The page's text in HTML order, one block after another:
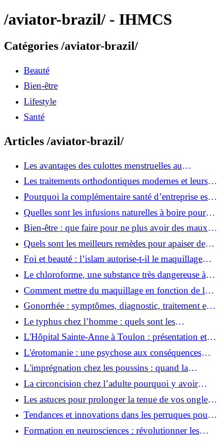
/aviator-brazil/ - IHMCS
Catégories /aviator-brazil/
Beauté
Bien-être
Lifestyle
Santé
Articles /aviator-brazil/
Les avantages des culottes menstruelles au
quotidien
Les traitements orthodontiques modernes et leurs
avantages
Pourquoi la complémentaire santé d’entreprise est
devenue indispensable ?
Quelles sont les infusions naturelles à boire pour
apaiser un mal à l’estomac ?
Bien-être : que faire pour ne plus avoir des maux
de ventre ? Voici quelques astuces
Quels sont les meilleurs remèdes pour apaiser des
maux de dents ?
Foi et beauté : l’islam autorise-t-il le maquillage
pendant le ramadan ?
Le chloroforme, une substance très dangereuse à
manipuler
Comment mettre du maquillage en fonction de la
couleur des yeux ?
Gonorrhée : symptômes, diagnostic, traitement et
prévention de cette infection
Le typhus chez l’homme : quels sont les
symptômes, les causes et les traitements de cette
maladie ?
L'Hôpital Sainte-Anne à Toulon : présentation et
services proposés
L'érotomanie : une psychose aux conséquences
multiples
L'imprégnation chez les poussins : quand la
mémoire s'établit avec succès
La circoncision chez l’adulte pourquoi y avoir
recours aujourd’hui
Les astuces pour prolonger la tenue de vos ongles
en gel UV
Tendances et innovations dans les perruques pour
hommes
Formation en neurosciences : révolutionner les